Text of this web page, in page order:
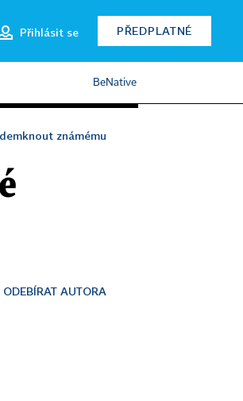
Přihlásit se PŘEDPLATNÉ
BeNative
známému
ODEBÍRAT AUTORA